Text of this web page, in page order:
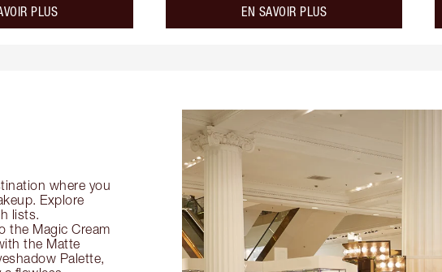
PLUSabout the EN SAVOIR PLUSabout the
where you
Explore
lists.
the Magic Cream
the Matte
Palette,